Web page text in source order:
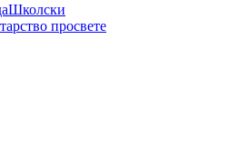
Школски
просвете